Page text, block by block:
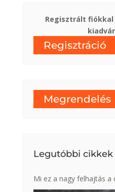
Regisztrált fiókkal
Regisztráció
Megrendelés
Legutóbbi cikkek
Mi ez a nagy felhajtás a